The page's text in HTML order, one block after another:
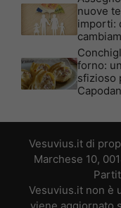
nuove
importi:
forno:
sfizioso
Vesuvius.it di
Marchese 10,
Vesuvius.it non è
viene aggiornato